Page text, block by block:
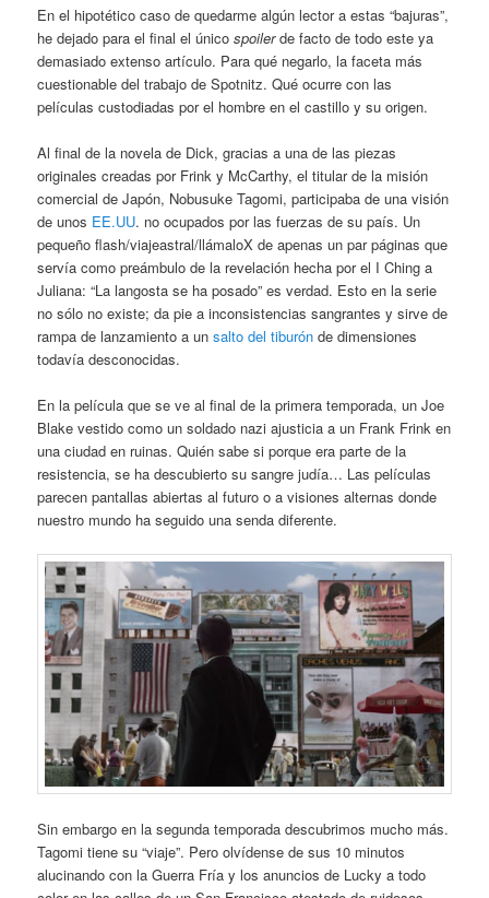
En el hipotético caso de quedarme algún lector a estas “bajuras”,
he dejado para el final el únicospoilerde facto de todo este ya
demasiado extenso artículo. Para qué negarlo, la faceta más
cuestionable del trabajo de Spotnitz. Qué ocurre con las
películas custodiadas por el hombre en el castillo y su origen.
Al final de la novela de Dick, gracias a una de las piezas
originales creadas por Frink y McCarthy, el titular de la misión
comercial de Japón, Nobusuke Tagomi, participaba de una visión
de unos EE.UU. no ocupados por las fuerzas de su país. Un
pequeño flash/viajeastral/llámaloX de apenas un par páginas que
servía como preámbulo de la revelación hecha por el I Ching a
Juliana: “La langosta se ha posado” es verdad. Esto en la serie
no sólo no existe; da pie a inconsistencias sangrantes y sirve de
rampa de lanzamiento a unsalto del tiburón de dimensiones
todavía desconocidas.
En la película que se ve al final de la primera temporada, un Joe
Blake vestido como un soldado nazi ajusticia a un Frank Frink en
una ciudad en ruinas. Quién sabe si porque era parte de la
resistencia, se ha descubierto su sangre judía… Las películas
parecen pantallas abiertas al futuro o a visiones alternas donde
nuestro mundo ha seguido una senda diferente.
Sin embargo en la segunda temporada descubrimos mucho más.
Tagomi tiene su “viaje”. Pero olvídense de sus 10 minutos
alucinando con la Guerra Fría y los anuncios de Lucky a todo